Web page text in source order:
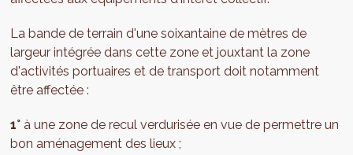
La bande de terrain d'une soixantaine de mètres de
largeur intégrée dans cette zone et jouxtant la zone
d'activités portuaires et de transport doit notamment
être affectée :
1° à une zone de recul verdurisée en vue de permettre un
bon aménagement des lieux ;